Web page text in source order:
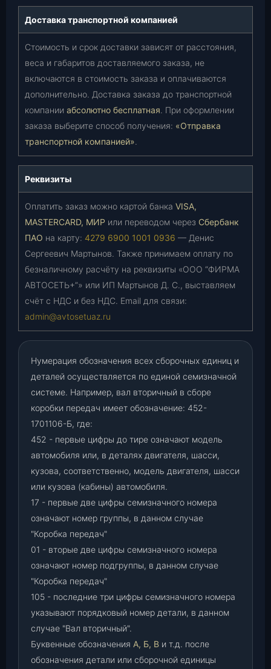
Доставка транспортной компанией
Стоимость и срок доставки зависят от расстояния,
веса и габаритов доставляемого заказа, не
включаются в стоимость заказа и оплачиваются
дополнительно. Доставка заказа до транспортной
компании абсолютно бесплатная. При оформлении
заказа выберите способ получения: «Отправка
транспортной компанией».
Реквизиты
Оплатить заказ можно картой банка VISA,
MASTERCARD, МИР или переводом через Сбербанк
ПАО на карту: 4279 6900 1001 0936 — Денис
Сергеевич Мартынов. Также принимаем оплату по
безналичному расчёту на реквизиты «ООО “ФИРМА
АВТОСЕТЬ+”» или ИП Мартынов Д. С., выставляем
счёт с НДС и без НДС. Email для связи:
admin@avtosetuaz.ru
Нумерация обозначения всех сборочных единиц и
деталей осуществляется по единой семизначной
системе. Например, вал вторичный в сборе
коробки передач имеет обозначение: 452-
1701106-Б, где:
452 - первые цифры до тире означают модель
автомобиля или, в деталях двигателя, шасси,
кузова, соответственно, модель двигателя, шасси
или кузова (кабины) автомобиля.
17 - первые две цифры семизначного номера
означают номер группы, в данном случае
"Коробка передач"
01 - вторые две цифры семизначного номера
означают номер подгруппы, в данном случае
"Коробка передач"
105 - последние три цифры семизначного номера
указывают порядковый номер детали, в данном
случае "Вал вторичный".
Буквенные обозначения А, Б, В и т.д. после
обозначения детали или сборочной единицы